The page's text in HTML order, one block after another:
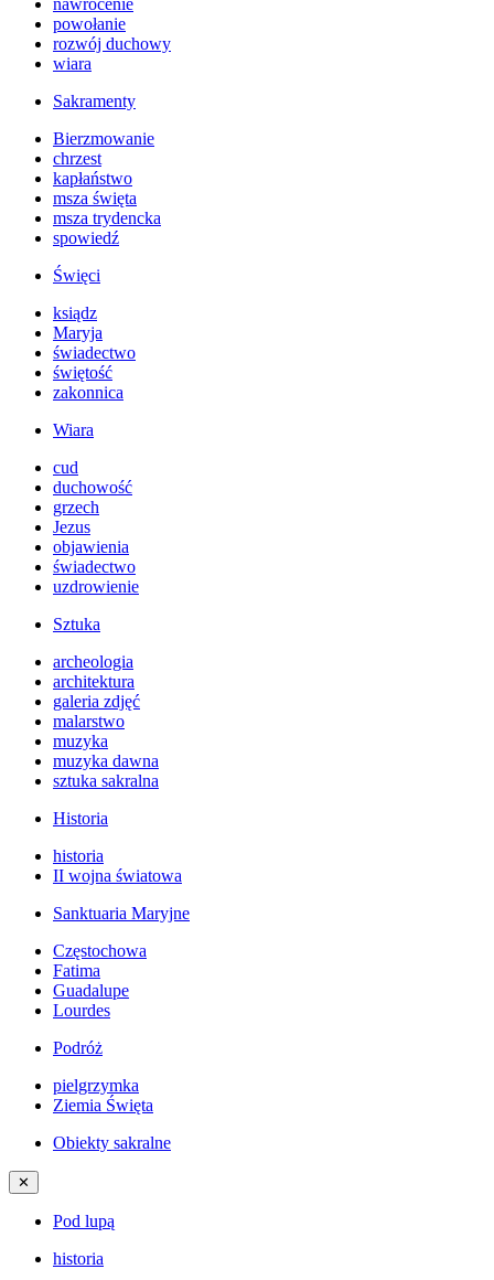
nawrócenie
powołanie
rozwój duchowy
wiara
Sakramenty
Bierzmowanie
chrzest
kapłaństwo
msza święta
msza trydencka
spowiedź
Święci
ksiądz
Maryja
świadectwo
świętość
zakonnica
Wiara
cud
duchowość
grzech
Jezus
objawienia
świadectwo
uzdrowienie
Sztuka
archeologia
architektura
galeria zdjęć
malarstwo
muzyka
muzyka dawna
sztuka sakralna
Historia
historia
II wojna światowa
Sanktuaria Maryjne
Częstochowa
Fatima
Guadalupe
Lourdes
Podróż
pielgrzymka
Ziemia Święta
Obiekty sakralne
✕
Pod lupą
historia